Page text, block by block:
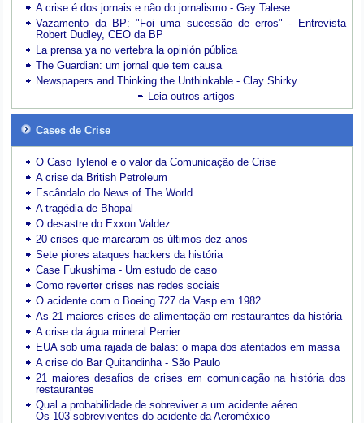
A crise é dos jornais e não do jornalismo - Gay Talese
Vazamento da BP: "Foi uma sucessão de erros" - Entrevista
Robert Dudley, CEO da BP
La prensa ya no vertebra la opinión pública
The Guardian: um jornal que tem causa
Newspapers and Thinking the Unthinkable - Clay Shirky
Leia outros artigos
Cases de Crise
O Caso Tylenol e o valor da Comunicação de Crise
A crise da British Petroleum
Escândalo do News of The World
A tragédia de Bhopal
O desastre do Exxon Valdez
20 crises que marcaram os últimos dez anos
Sete piores ataques hackers da história
Case Fukushima - Um estudo de caso
Como reverter crises nas redes sociais
O acidente com o Boeing 727 da Vasp em 1982
As 21 maiores crises de alimentação em restaurantes da história
A crise da água mineral Perrier
EUA sob uma rajada de balas: o mapa dos atentados em massa
A crise do Bar Quitandinha - São Paulo
21 maiores desafios de crises em comunicação na história dos
restaurantes
Qual a probabilidade de sobreviver a um acidente aéreo.
Os 103 sobreviventes do acidente da Aeroméxico